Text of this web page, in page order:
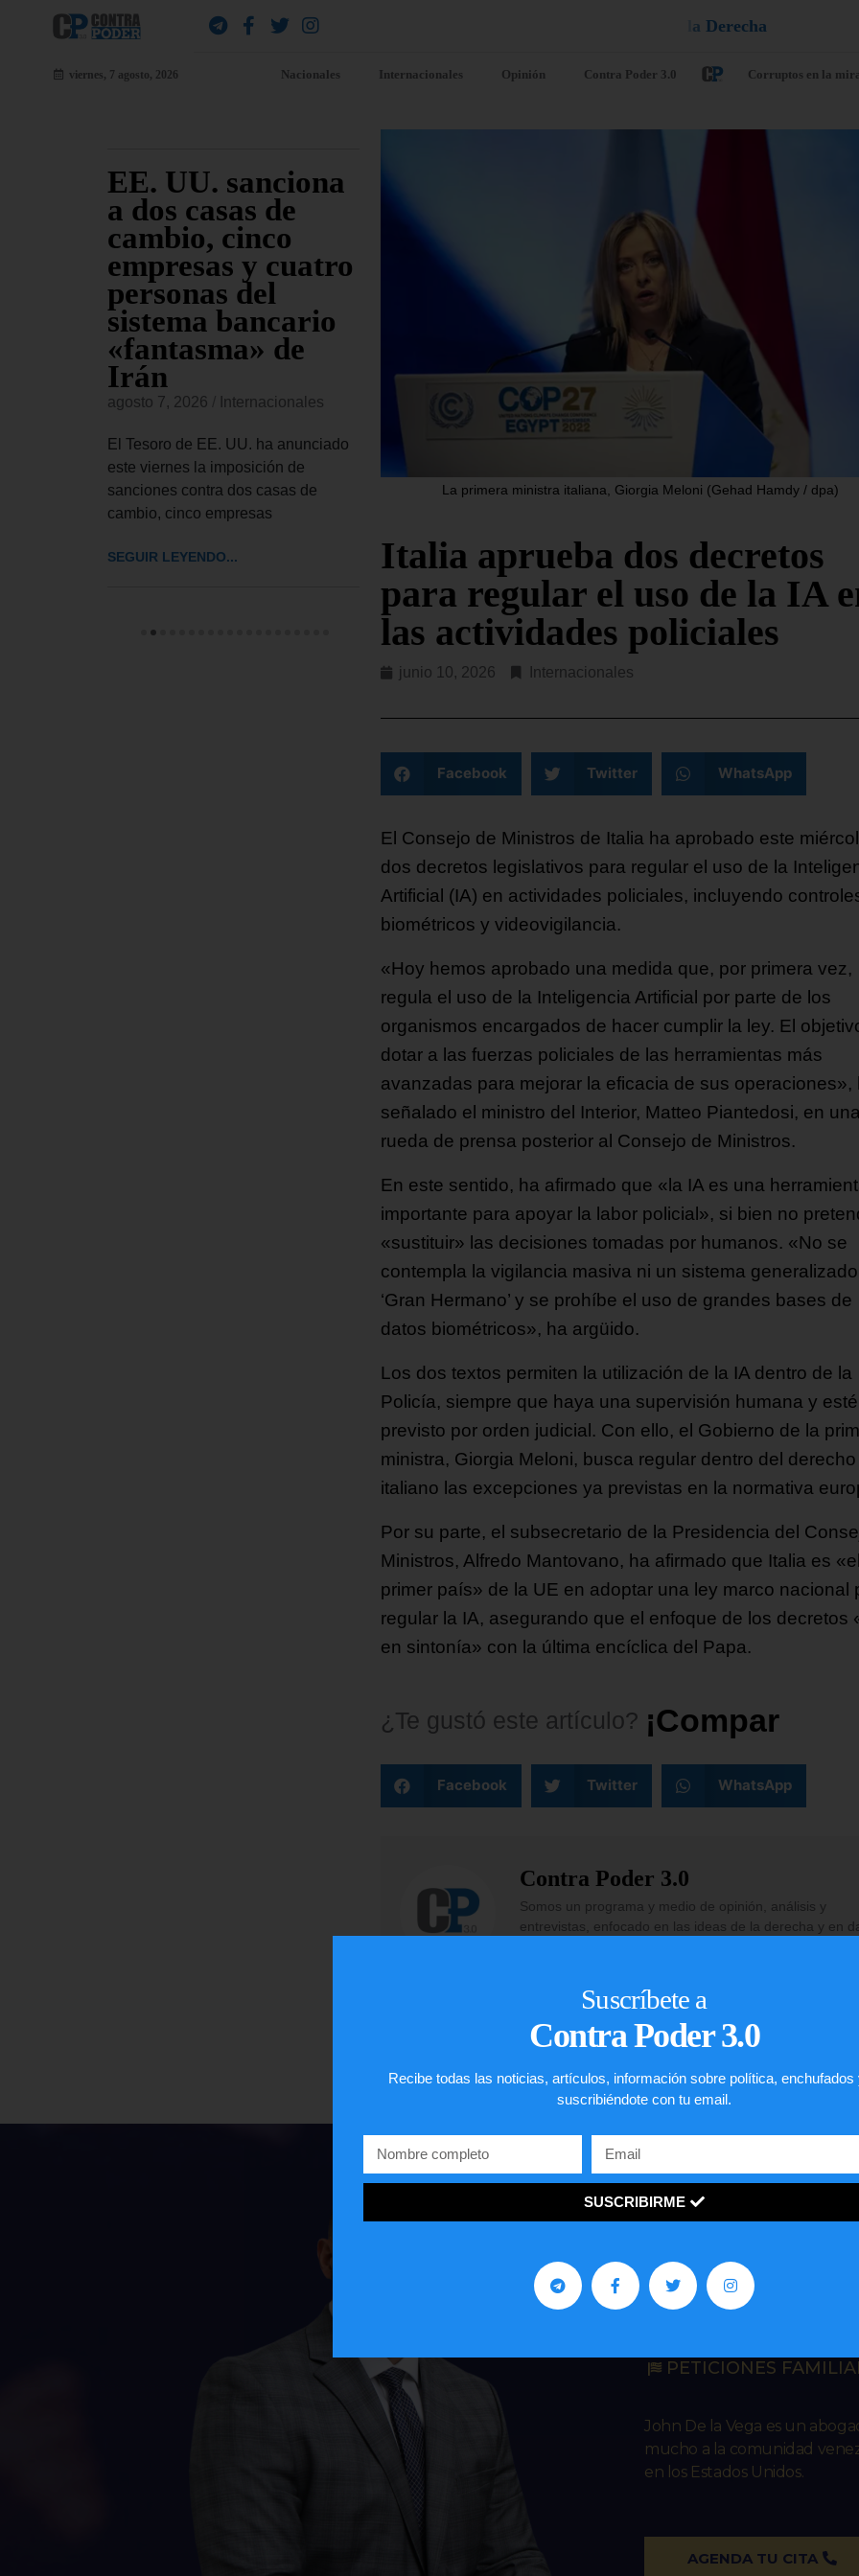
viernes, 7 agosto, 2026 Nacionales Internacionales Opinión Contra Poder 3.0 Corruptos en la
EE. UU. sanciona
a dos casas de
cambio, cinco
empresas y cuatro
personas del
sistema bancario
«fantasma» de
Irán
agosto 7, 2026 Internacionales
El Tesoro de EE. UU. ha anunciado
este viernes la imposición de
sanciones contra dos casas de
cambio, cinco empresas
SEGUIR LEYENDO...
sentencia que
Trump debe pedir
permiso al
Congreso para
remodelar la Casa
Blanca
agosto 7, 2026 Internacionales
el presidente Donald Trump deberá
SEGUIR LEYENDO...
EE. UU.
una inversión
más de USD$
2.000
proyectos con
entidades
humanitarias
religiosas
agosto 7, 2026
El Gobierno de EE. UU. ha
anunciado una inversión
USD$ 2.000 millones en
SEGUIR LEYENDO...
La primera ministra italiana, Giorgia Meloni (Gehad Hamdy / dpa)
Italia aprueba dos decretos
para regular el uso de la IA
las actividades policiales
junio 10, 2026 Internacionales
Facebook Twitter WhatsApp
El Consejo de Ministros de Italia ha aprobado este
dos decretos legislativos para regular el uso de la
Artificial (IA) en actividades policiales, incluyendo
biométricos y videovigilancia.
«Hoy hemos aprobado una medida que, por primera vez,
regula el uso de la Inteligencia Artificial por parte de los
organismos encargados de hacer cumplir la ley. El
dotar a las fuerzas policiales de las herramientas más
avanzadas para mejorar la eficacia de sus operaciones»,
señalado el ministro del Interior, Matteo Piantedosi, en una
rueda de prensa posterior al Consejo de Ministros.
En este sentido, ha afirmado que «la IA es una
importante para apoyar la labor policial», si bien no
«sustituir» las decisiones tomadas por humanos. «No se
contempla la vigilancia masiva ni un sistema
‘Gran Hermano’ y se prohíbe el uso de grandes bases de
datos biométricos», ha argüido.
Los dos textos permiten la utilización de la IA dentro de la
Policía, siempre que haya una supervisión humana y esté
previsto por orden judicial. Con ello, el Gobierno de la
ministra, Giorgia Meloni, busca regular dentro del derecho
italiano las excepciones ya previstas en la normativa
Por su parte, el subsecretario de la Presidencia del
Ministros, Alfredo Mantovano, ha afirmado que Italia es «el
primer país» de la UE en adoptar una ley marco nacional
regular la IA, asegurando que el enfoque de los decretos
en sintonía» con la última encíclica del Papa.
¿Te gustó este artículo? ¡Compar
Facebook Twitter WhatsApp
Contra Poder 3.0
Somos un programa y medio de opinión, análisis y
entrevistas, enfocado en las ideas de la derecha y en
John R.
IMMIGRATION
ASILO
PETICIONES
John De la Vega es un
mucho a la comunidad
en los Estados Unidos.
AGENDA TU CITA
Suscríbete a
Contra Poder 3.0
Recibe todas las noticias, artículos, información sobre política, enchufados
suscribiéndote con tu email.
SUSCRIBIRME